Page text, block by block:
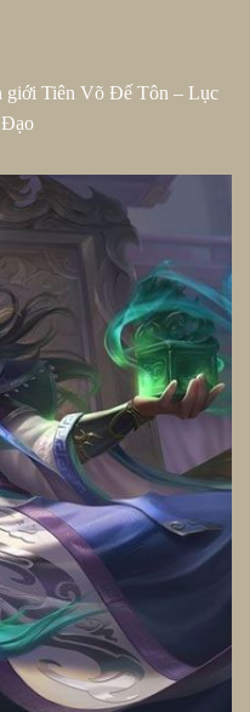
giới Tiên Võ Đế Tôn – Lục